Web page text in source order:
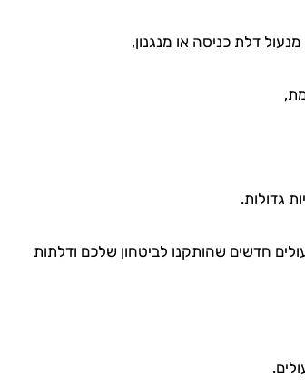
דלת כניסה או מנגנון,
גדולות.
חדשים שהותקנו לביטחון שלכם ודלתות